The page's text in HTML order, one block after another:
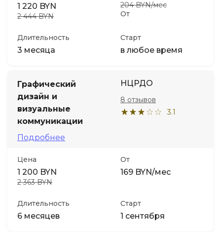
1 220 BYN
2 444 BYN От
204 BYN/мес
Длительность
3 месяца
Старт
в любое время
Графический
дизайн и
визуальные
коммуникации
Подробнее
НЦРДО
3.1
8 отзывов
Цена
1 200 BYN
2 363 BYN
От
169 BYN/мес
Длительность
6 месяцев
Старт
1 сентября